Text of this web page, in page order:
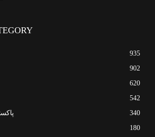
935
902
620
542
340
180